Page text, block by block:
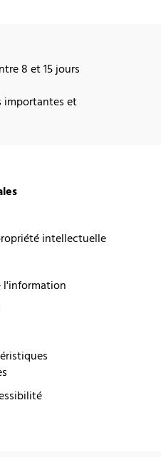
8 et 15 jours
importantes et
intellectuelle